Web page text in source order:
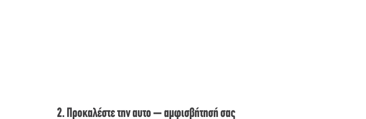
2. Προκαλέστε την αυτο – αμφισβήτησή σας